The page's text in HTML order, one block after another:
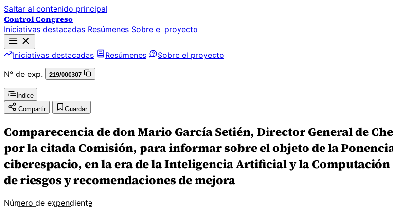
Saltar al contenido principal
Control Congreso
Iniciativas destacadas Resúmenes Sobre el proyecto
Iniciativas destacadas Resúmenes
Sobre el proyecto
N° de exp.
219/000307
Índice
Compartir
Guardar
Comparecencia de don Mario García Setién, Director General de
por la citada Comisión, para informar sobre el objeto de la
ciberespacio, en la era de la Inteligencia Artificial y la
de riesgos y recomendaciones de mejora
Número de expendiente